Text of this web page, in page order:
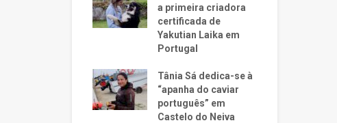
a primeira criadora
certificada de
Yakutian Laika em
Portugal
Tânia Sá dedica-se à
“apanha do caviar
português” em
Castelo do Neiva